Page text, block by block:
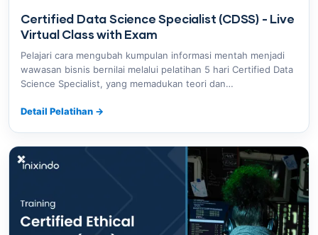
Certified Data Science Specialist (CDSS) - Live
Virtual Class with Exam
Pelajari cara mengubah kumpulan informasi mentah menjadi
wawasan bisnis bernilai melalui pelatihan 5 hari Certified Data
Science Specialist, yang memadukan teori dan…
Detail Pelatihan →